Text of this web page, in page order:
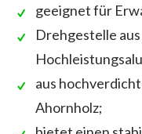
geeignet für
Drehgestelle
aus
Ahornholz;